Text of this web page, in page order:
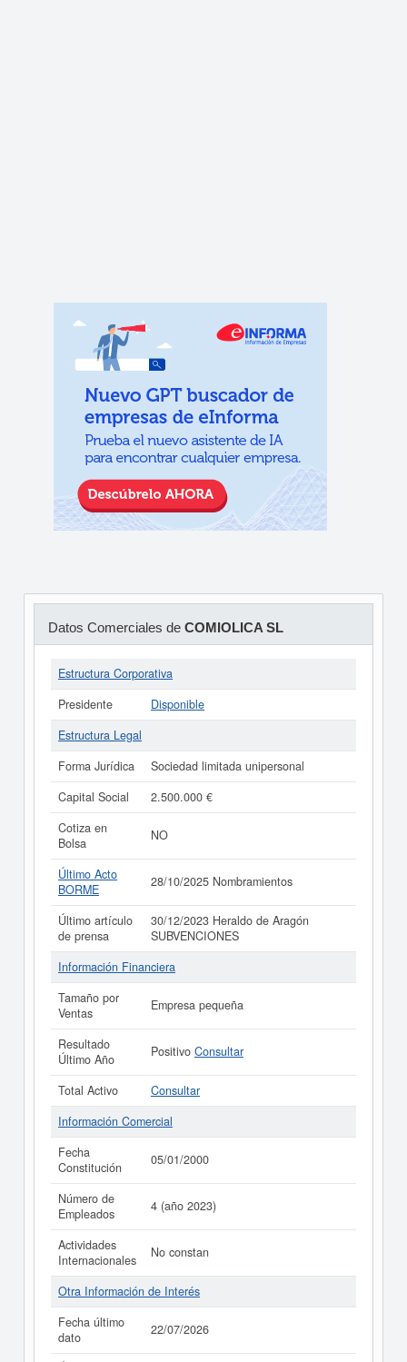
Datos Comerciales de COMIOLICA SL
Estructura Corporativa
Presidente
Disponible
Estructura Legal
Forma Jurídica
Sociedad limitada unipersonal
Capital Social
2.500.000 €
Cotiza en
Bolsa
NO
Último Acto
BORME
28/10/2025 Nombramientos
Último artículo
de prensa
30/12/2023 Heraldo de Aragón
SUBVENCIONES
Información Financiera
Tamaño por
Ventas
Empresa pequeña
Resultado
Último Año
Positivo Consultar
Total Activo
Consultar
Información Comercial
Fecha
Constitución
05/01/2000
Número de
Empleados
4 (año 2023)
Actividades
Internacionales
No constan
Otra Información de Interés
Fecha último
dato
22/07/2026